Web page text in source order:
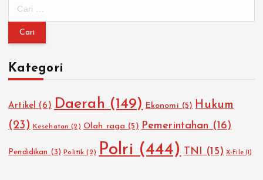
i
n
t
k
:
Kategori
Artikel (6) Daerah (149) Ekonomi (5) Hukum
(23)
Kesehatan (2) Olah raga (5) Pemerintahan (16)
Pendidikan (3) Politik (2) Polri (444) TNI (15) X-File(1)